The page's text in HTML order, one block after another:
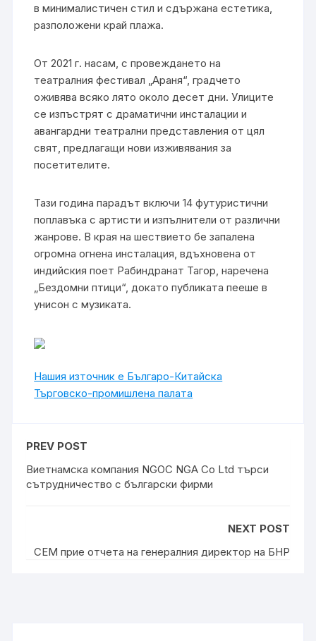
в минималистичен стил и сдържана естетика,
разположени край плажа.
От 2021 г. насам, с провеждането на
театралния фестивал „Араня“, градчето
оживява всяко лято около десет дни. Улиците
се изпъстрят с драматични инсталации и
авангардни театрални представления от цял
свят, предлагащи нови изживявания за
посетителите.
Тази година парадът включи 14 футуристични
поплавъка с артисти и изпълнители от различни
жанрове. В края на шествието бе запалена
огромна огнена инсталация, вдъхновена от
индийския поет Рабиндранат Тагор, наречена
„Бездомни птици“, докато публиката пееше в
унисон с музиката.
Нашия източник е Българо-Китайска
Търговско-промишлена палaта
PREV POST
Виетнамска компания NGOC NGA Co Ltd търси
сътрудничество с български фирми
NEXT POST
СЕМ прие отчета на генералния директор на БНР